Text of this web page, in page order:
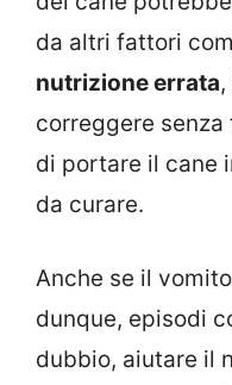
da altri fattori
nutrizione errata
correggere
di portare il cane
da curare.
Anche se il
dunque, episodi
dubbio, aiutare il